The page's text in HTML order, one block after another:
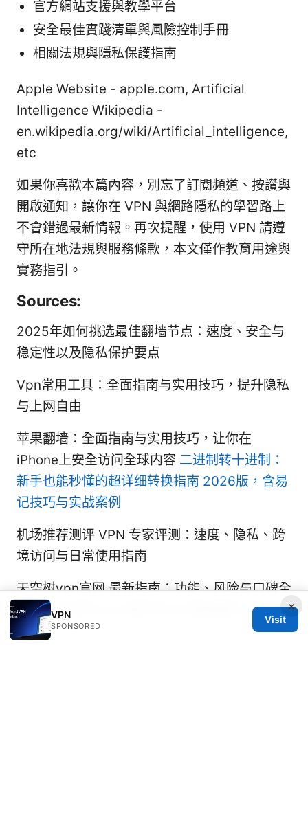
官方網站支援與教學平台
安全最佳實踐清單與風險控制手冊
相關法規與隱私保護指南
Apple Website - apple.com, Artificial
Intelligence Wikipedia -
en.wikipedia.org/wiki/Artificial_intelligence,
etc
如果你喜歡本篇內容，別忘了訂閱頻道、按讚與
開啟通知，讓你在 VPN 與網路隱私的學習路上
不會錯過最新情報。再次提醒，使用 VPN 請遵
守所在地法規與服務條款，本文僅作教育用途與
實務指引。
Sources:
2025年如何挑选最佳翻墙节点：速度、安全与
稳定性以及隐私保护要点
Vpn常用工具：全面指南与实用技巧，提升隐私
与上网自由
苹果翻墙：全面指南与实用技巧，让你在
iPhone上安全访问全球内容 二进制转十进制：
新手也能秒懂的超详细转换指南 2026版，含易
记技巧与实战案例
机场推荐测评 VPN 专家评测：速度、隐私、跨
境访问与日常使用指南
天空树vpn官网 最新指南：功能、风险与口碑全
解析，天空树 vpn 相关优化与使用要点
×
VPN
SPONSORED
Visit